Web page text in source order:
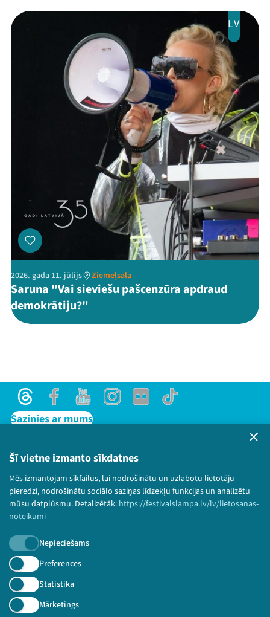
Šī vietne izmanto sīkdatnes
Mēs izmantojam sīkfailus, lai nodrošinātu un uzlabotu lietotāju
pieredzi, nodrošinātu sociālo saziņas līdzekļu funkcijas un analizētu
mūsu datplūsmu. Detalizētāk: https://festivalslampa.lv/lv/lietosanas-
noteikumi
Nepieciešams
Preferences
Statistika
Mārketings
LV
2026. gada 11. jūlijs Ziemeļsala
Saruna "Vai sieviešu pašcenzūra apdraud
demokrātiju?"
ThreadsFacebookYoutubeInstagram
Flick TikTok
Sazinies ar mums
Lietošanas noteikumi un sīkdatņu politika
Bērnu aizsardzības politika
© 2026 Sarunu festivāls LAMPA Visas tiesības
paturētas.
Piesakies jaunumiem!
Nepalaid garām aktuālāko informāciju!